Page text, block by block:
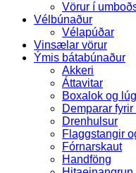
Vörur í
Vélbúnaður
Vélapúðar
Vinsælar vörur
Ýmis bátabúnaður
Akkeri
Áttavitar
Boxalok og
Demparar
Drenhulsur
Flaggstangir
Fórnarskaut
Handföng